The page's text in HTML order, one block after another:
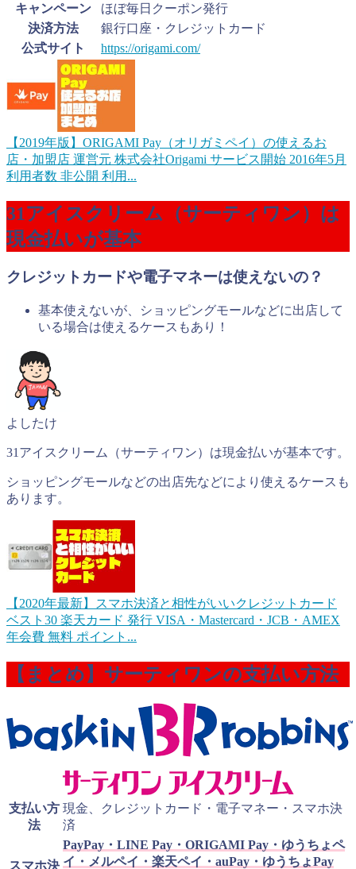
キャンペーン
ほぼ毎日クーポン発行
決済方法
銀行口座・クレジットカード
公式サイト
https://origami.com/
【2019年版】ORIGAMI Pay（オリガミペイ）の使えるお
店・加盟店 運営元 株式会社Origami サービス開始 2016年5月
利用者数 非公開 利用...
31アイスクリーム（サーティワン）は
現金払いが基本
クレジットカードや電子マネーは使えないの？
基本使えないが、ショッピングモールなどに出店して
いる場合は使えるケースもあり！
よしたけ
31アイスクリーム（サーティワン）は現金払いが基本です。
ショッピングモールなどの出店先などにより使えるケースも
あります。
【2020年最新】スマホ決済と相性がいいクレジットカード
ベスト30 楽天カード 発行 VISA・Mastercard・JCB・AMEX
年会費 無料 ポイント...
【まとめ】サーティワンの支払い方法
支払い方
法
現金、クレジットカード・電子マネー・スマホ決
済
スマホ決
PayPay・LINE Pay・ORIGAMI Pay・ゆうちょペ
イ・メルペイ・楽天ペイ・auPay・ゆうちょPay